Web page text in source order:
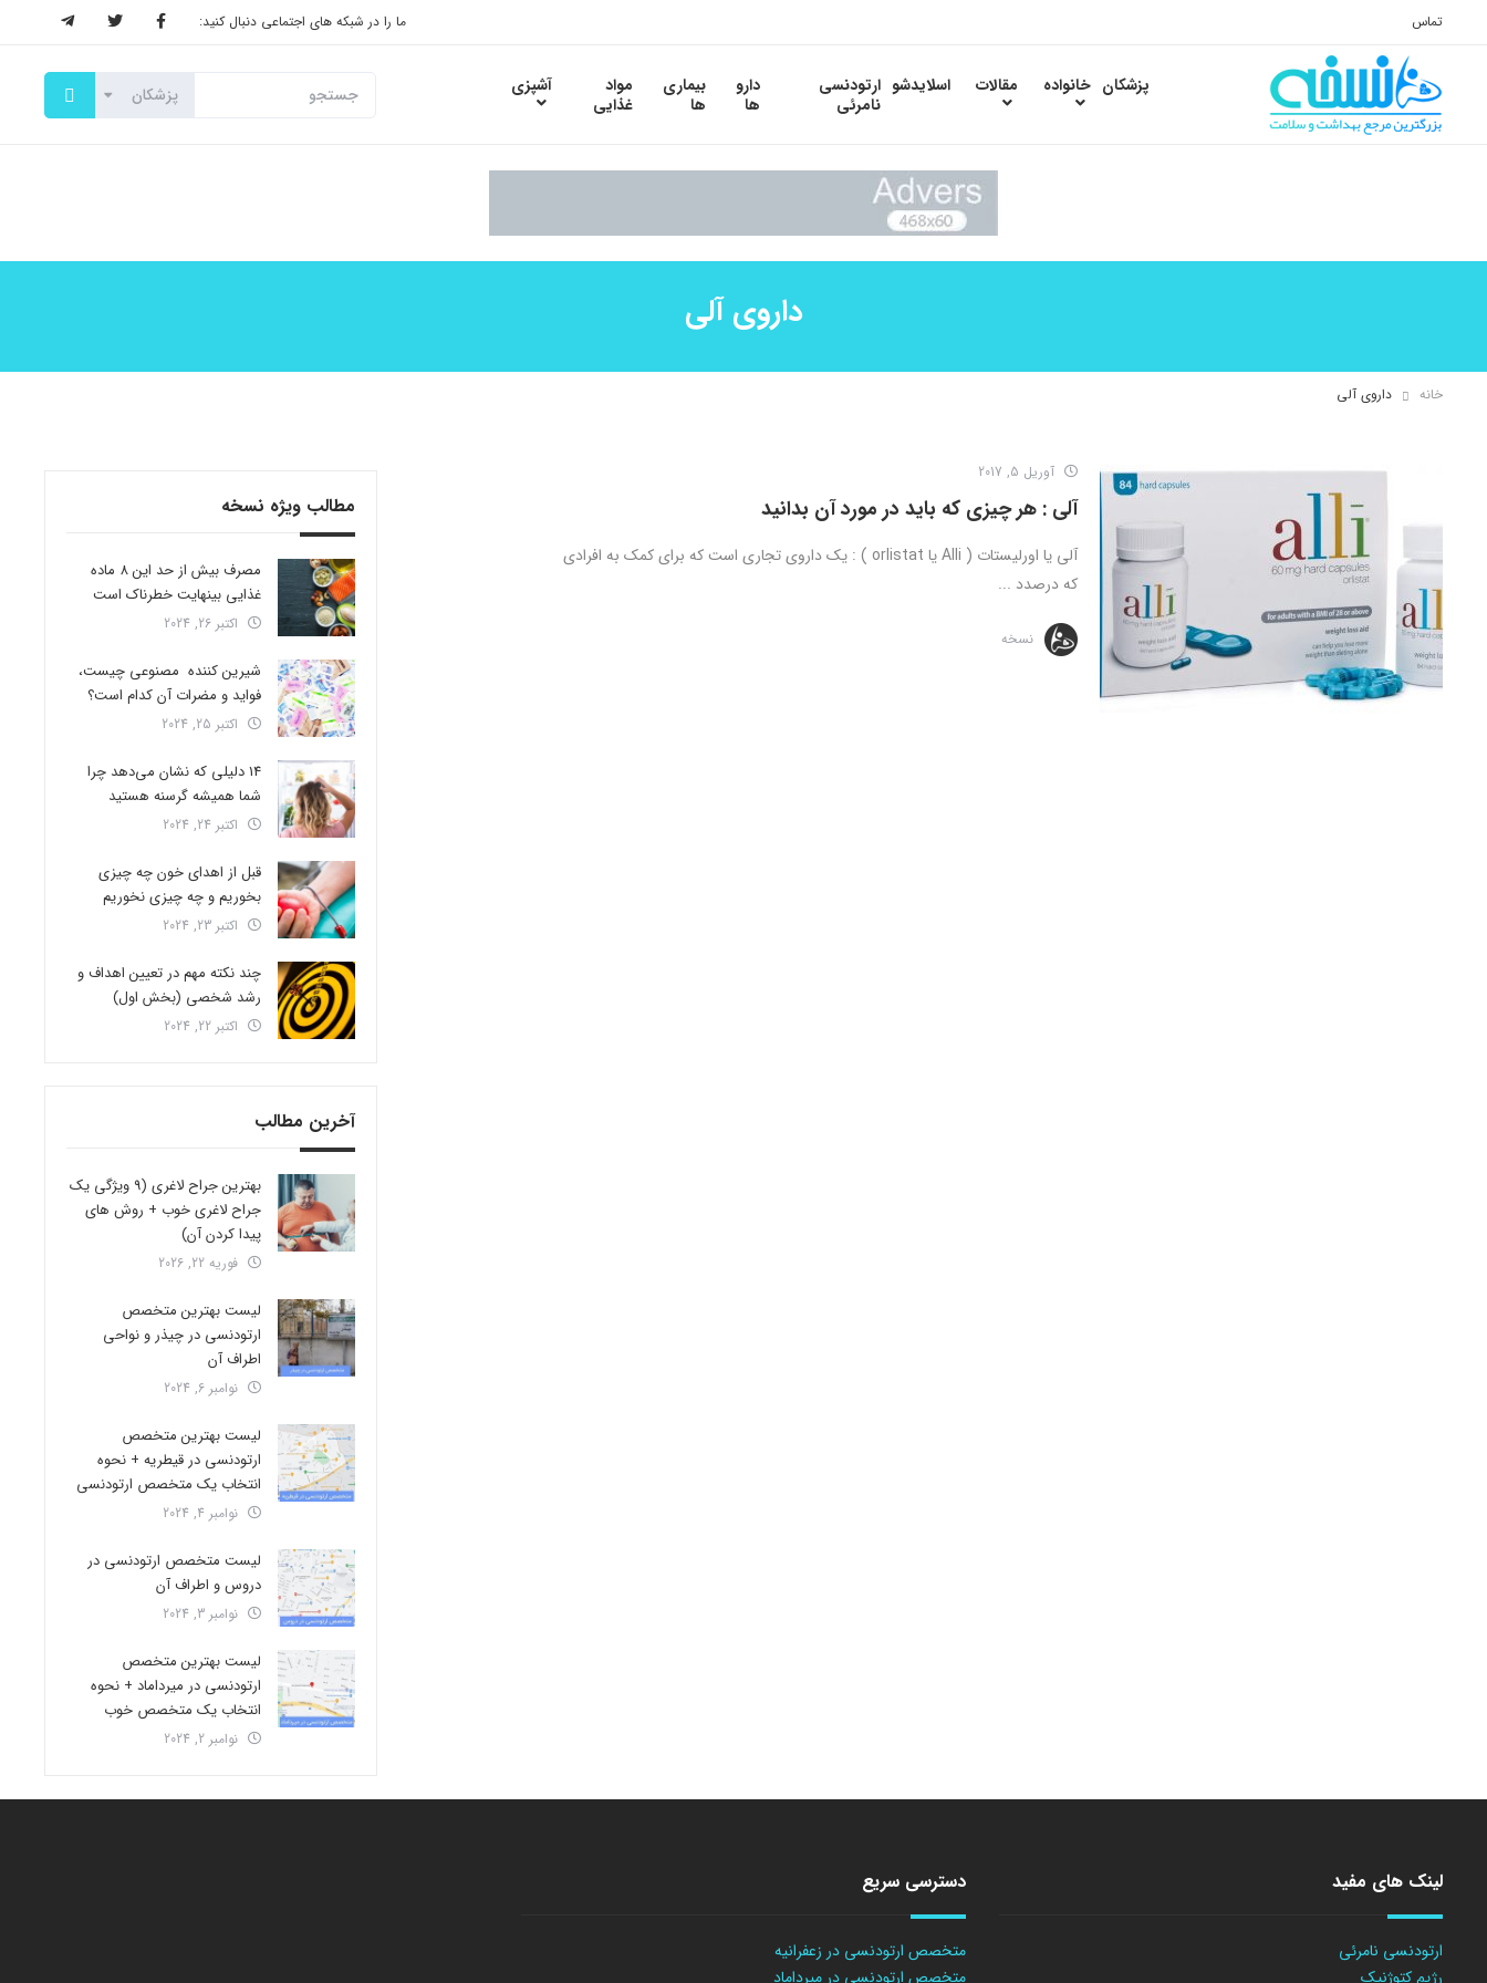
تماس ما را در شبکه های اجتماعی دنبال کنید:
پزشکان خانواده مقالات اسلایدشو ارتودنسی
نامرئی
دارو
ها
بیماری
ها
مواد
غذایی
آشپزی
داروی آلی
خانه داروی آلی
آوریل 5, 2017
آلی : هر چیزی که باید در مورد آن بدانید
آلی یا اورلیستات ( Alli یا orlistat ) : یک داروی تجاری است که برای کمک به افرادی
که درصدد ...
نسخه
مطالب ویژه نسخه
مصرف بیش از حد این 8 ماده
غذایی بینهایت خطرناک است
اکتبر 26, 2024
شیرین کننده مصنوعی چیست،
فواید و مضرات آن کدام است؟
اکتبر 25, 2024
14 دلیلی که نشان می‌دهد چرا
شما همیشه گرسنه هستید
اکتبر 24, 2024
قبل از اهدای خون چه چیزی
بخوریم و چه چیزی نخوریم
اکتبر 23, 2024
چند نکته مهم در تعیین اهداف و
رشد شخصی (بخش اول)
اکتبر 22, 2024
آخرین مطالب
بهترین جراح لاغری (9 ویژگی یک
جراح لاغری خوب + روش های
پیدا کردن آن)
فوریه 22, 2026
لیست بهترین متخصص
ارتودنسی در چیذر و نواحی
اطراف آن
نوامبر 6, 2024
لیست بهترین متخصص
ارتودنسی در قیطریه + نحوه
انتخاب یک متخصص ارتودنسی
نوامبر 4, 2024
لیست متخصص ارتودنسی در
دروس و اطراف آن
نوامبر 3, 2024
لیست بهترین متخصص
ارتودنسی در میرداماد + نحوه
انتخاب یک متخصص خوب
نوامبر 2, 2024
لینک های مفید
ارتودنسی نامرئی
رژیم کتوژنیک
دسترسی سریع
متخصص ارتودنسی در زعفرانیه
متخصص ارتودنسی در میرداماد